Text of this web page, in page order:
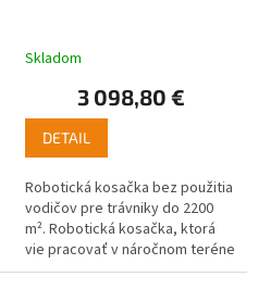
Skladom
3 098,80 €
DETAIL
Robotická kosačka bez použitia
vodičov pre trávniky do 2200
m². Robotická kosačka, ktorá
vie pracovať v náročnom teréne
a trávnikoch s rozlohou do 2200